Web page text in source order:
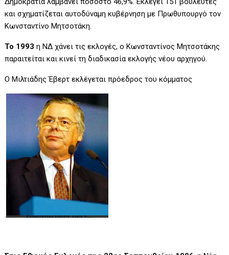
και σχηματίζεται αυτοδύναμη κυβέρνηση με Πρωθυπουργό τον
Κωνσταντίνο Μητσοτάκη.
To 1993 η ΝΔ χάνει τις εκλογές, o Κωνσταντίνος Μητσοτάκης
παραιτείται και κινεί τη διαδικασία εκλογής νέου αρχηγού.
Ο Μιλτιάδης Έβερτ εκλέγεται πρόεδρος του κόμματος
.